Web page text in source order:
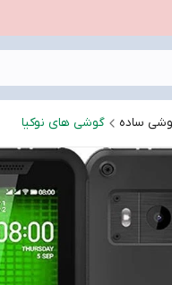
ساده گوشی های نوکیا